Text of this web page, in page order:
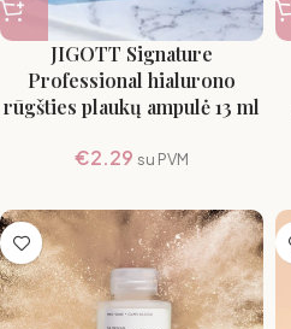
JIGOTT Signature
Professional hialurono
rūgšties plaukų ampulė 13 ml
€2.29 su PVM